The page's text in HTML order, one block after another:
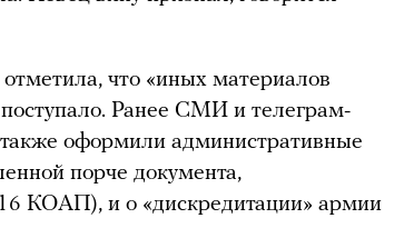
что «иных материалов
Ранее СМИ и телеграм-
также оформили административные
порче документа,
КОАП), и о «дискредитации» армии